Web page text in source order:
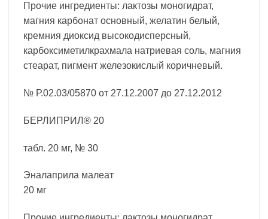
Прочие ингредиенты: лактозы моногидрат,
магния карбонат основный, желатин белый,
кремния диоксид высокодисперсный,
карбоксиметилкрахмала натриевая соль, магния
стеарат, пигмент железокислый коричневый.
№ Р.02.03/05870 от 27.12.2007 до 27.12.2012
БЕРЛИПРИЛ® 20
табл. 20 мг, № 30
Эналаприла малеат
20 мг